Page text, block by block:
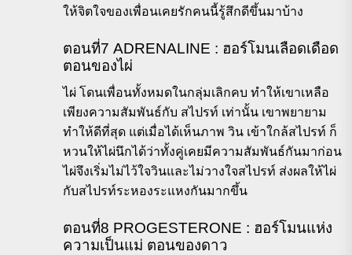
ให้จิตใจของเพื่อนเคยรักคนนี้รู้สึกดีขึ้นมาบ้าง
ตอนที่7 ADRENALINE : ฮอร์โมนเลือดเดือด
ตอนของไผ่
ไผ่ โดนเพื่อนทั้งหมดในกลุ่มเลิกคบ ทำให้เขาเหลือ
เพียงความสัมพันธ์กับ สไปรท์ เท่านั้น เขาพยายาม
ทำให้ดีที่สุด แต่เมื่อได้เห็นภาพ วิน เข้าใกล้สไปรท์ ก็
หวนให้ไผ่นึกได้ว่าทั้งคู่เคยมีความสัมพันธ์กันมาก่อน
ไผ่จึงเริ่มไม่ไว้ใจวินและไม่วางใจสไปรท์ ส่งผลให้ไผ่
กับสไปรท์ระหองระแหงกันมากขึ้น
ตอนที่8 PROGESTERONE : ฮอร์โมนแห่ง
ความเป็นแม่ ตอนของดาว